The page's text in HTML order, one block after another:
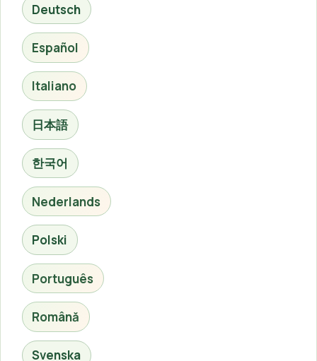
Deutsch
Español
Italiano
日本語
한국어
Nederlands
Polski
Português
Română
Svenska